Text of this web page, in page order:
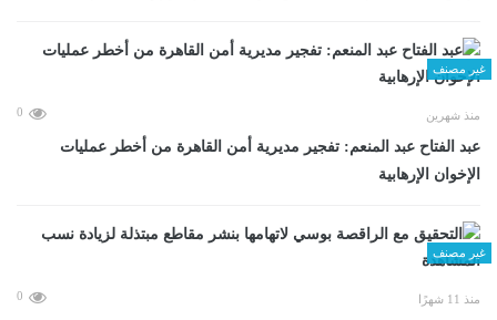
غير مصنف
منذ شهرين 0
عبد الفتاح عبد المنعم: تفجير مديرية أمن القاهرة من أخطر عمليات
الإخوان الإرهابية
غير مصنف
منذ 11 شهرًا 0